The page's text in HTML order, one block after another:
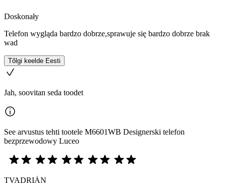
Doskonały
Telefon wygląda bardzo dobrze,sprawuje się bardzo dobrze brak
wad
Tõlgi keelde Eesti
Jah, soovitan seda toodet
See arvustus tehti tootele M6601WB Designerski telefon
bezprzewodowy Luceo
TVADRIÁN